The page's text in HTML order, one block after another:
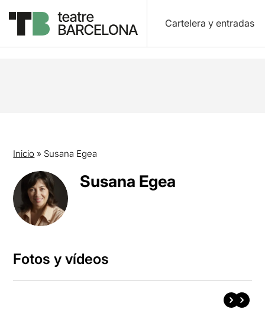
Cartelera y entradas
Inicio » Susana Egea
Susana Egea
Fotos y vídeos